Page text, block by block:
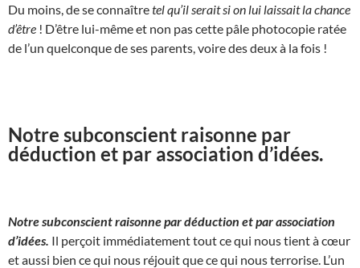
Du moins, de se connaîtretel qu’il serait si on lui laissait la chance
d’être ! D’être lui-même et non pas cette pâle photocopie ratée
de l’un quelconque de ses parents, voire des deux à la fois !
Notre subconscient raisonne par
déduction et par association d’idées.
Notre subconscient raisonne par déduction et par association
d’idées. Il perçoit immédiatement tout ce qui nous tient à cœur
et aussi bien ce qui nous réjouit que ce qui nous terrorise. L’un